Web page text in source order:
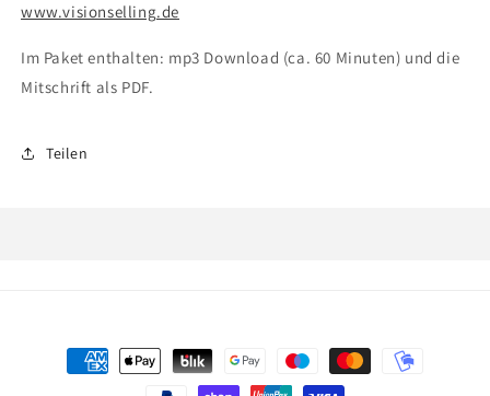
www.visionselling.de
Im Paket enthalten: mp3 Download (ca. 60 Minuten) und die
Mitschrift als PDF.
Teilen
Zahlungsmethoden